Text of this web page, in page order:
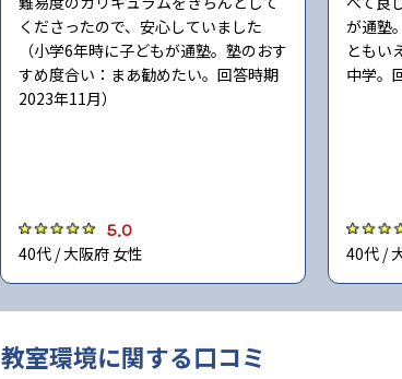
くださったので、安心していました
（小学6年時に子どもが通塾。塾のおす
すめ度合い：まあ勧めたい。回答時期
2023年11月）
5.0
40代 / 大阪府 女性
が通塾
ともい
中学。
40代 /
教室環境に関する口コミ